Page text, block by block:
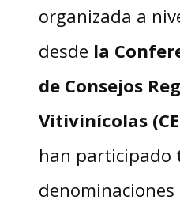
organizada a
desde la
de Consejos
Vitivinícolas
han participado